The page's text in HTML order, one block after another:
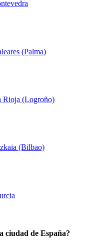
(Palma)
Rioja (Logroño)
(Bilbao)
ciudad de España?